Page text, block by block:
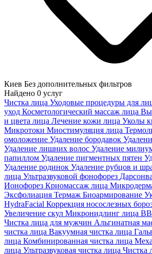
Киев Без дополнительных фильтров
Найдено 0 услуг
Чистка лица Уходовые процедуры для
уход Косметологический массаж лица
и цвета лица Лечение кожи лица Уколы
Микротоки Миостимуляция лица
омоложение Удаление бородавок
Удаление лишних волос Удаление
папиллом Удаление пигментных пятен
Удаление родинок Удаление рубцов и
лица Ультразвуковой фонофорез
Ионофорез Криомассаж лица
Эксфолиация Термаж Биоармирование
HydraFacial Коррекция носослезных
Увеличение скул Микронидлинг лица
Чистка лица для мужчин Альгинатная
чистка лица Вакуумная чистка лица
лица Комбинированная чистка лица
лица Ультразвуковая чистка лица Чистка